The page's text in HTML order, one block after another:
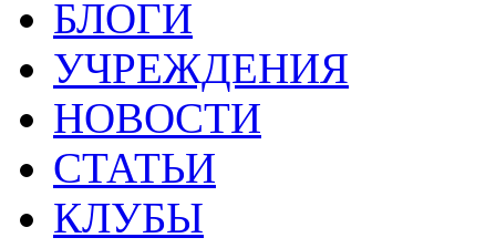
БЛОГИ
УЧРЕЖДЕНИЯ
НОВОСТИ
СТАТЬИ
КЛУБЫ